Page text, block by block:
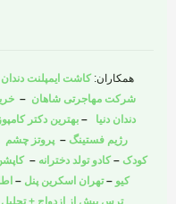
همکاران: کاشت ایمپلنت دندان
شرکت مهاجرتی شاهان –
دندان دنیا – بهترین دکتر
رژیم فستینگ – پروتز چشم
کودک –کادو تولد دخترانه –
کیو –تهران اسکرین پنل –
ترس پیش از ازدواج + تحلیل